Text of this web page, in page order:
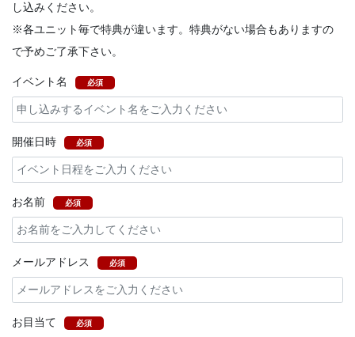
し込みください。
※各ユニット毎で特典が違います。特典がない場合もありますの
で予めご了承下さい。
イベント名 必須
開催日時 必須
お名前 必須
メールアドレス 必須
お目当て 必須